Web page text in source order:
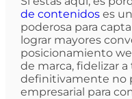
de contenidoses
poderosa para
lograr mayores
posicionamiento
de marca, fidelizar
definitivamente no
empresarial para